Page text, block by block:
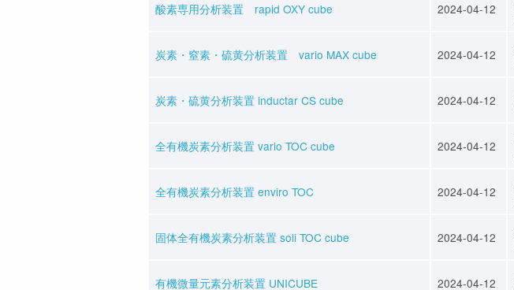
酸素専用分析装置 rapid OXY cube 2024-04-12
炭素・窒素・硫黄分析装置 vario MAX cube 2024-04-12
炭素・硫黄分析装置 inductar CS cube 2024-04-12
全有機炭素分析装置 vario TOC cube 2024-04-12
全有機炭素分析装置 enviro TOC 2024-04-12
固体全有機炭素分析装置 soli TOC cube 2024-04-12
有機微量元素分析装置 UNICUBE 2024-04-12